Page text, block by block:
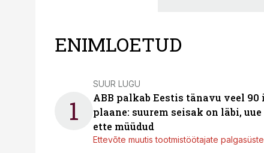
ENIMLOETUD
1
SUUR LUGU
ABB palkab Eestis tänavu veel
plaane: suurem seisak on läbi,
ette müüdud
Ettevõte muutis tootmistöötajate